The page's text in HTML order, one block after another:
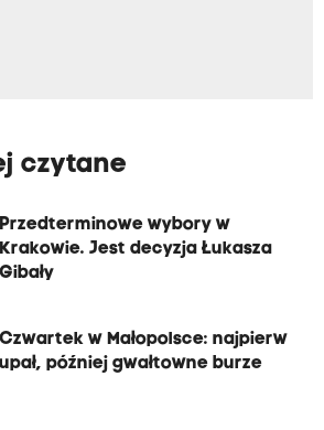
czytane
Przedterminowe wybory w
Krakowie. Jest decyzja Łukasza
Gibały
Czwartek w Małopolsce: najpierw
upał, później gwałtowne burze